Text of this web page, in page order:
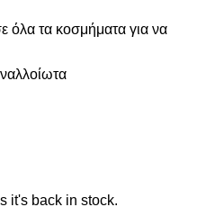
όλα τα κοσμήματα για να
it's back in stock.